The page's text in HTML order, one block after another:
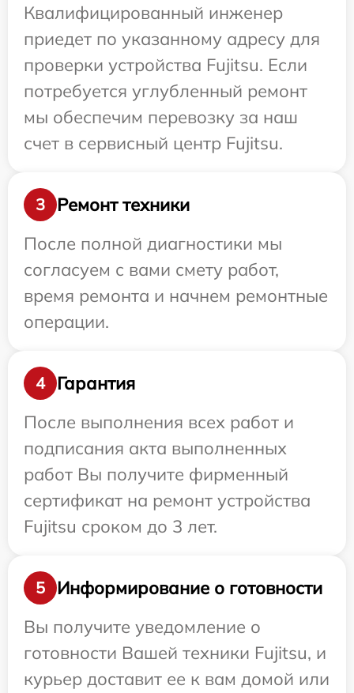
Квалифицированный инженер
приедет по указанному адресу для
проверки устройства Fujitsu. Если
потребуется углубленный ремонт
мы обеспечим перевозку за наш
счет в сервисный центр Fujitsu.
3
Ремонт техники
После полной диагностики мы
согласуем с вами смету работ,
время ремонта и начнем ремонтные
операции.
4
Гарантия
После выполнения всех работ и
подписания акта выполненных
работ Вы получите фирменный
сертификат на ремонт устройства
Fujitsu сроком до 3 лет.
5
Информирование о готовности
Вы получите уведомление о
готовности Вашей техники Fujitsu, и
курьер доставит ее к вам домой или